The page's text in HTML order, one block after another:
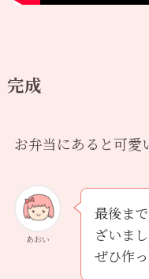
完成
お弁当にあると可愛
あおい
最後ま
ざいまし
ぜひ作